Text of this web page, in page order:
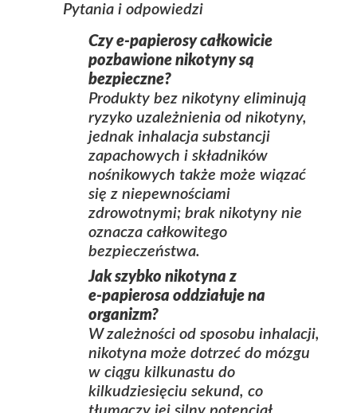
Pytania i odpowiedzi
Czy e‑papierosy całkowicie
pozbawione nikotyny są
bezpieczne?
Produkty bez nikotyny eliminują
ryzyko uzależnienia od nikotyny,
jednak inhalacja substancji
zapachowych i składników
nośnikowych także może wiązać
się z niepewnościami
zdrowotnymi; brak nikotyny nie
oznacza całkowitego
bezpieczeństwa.
Jak szybko nikotyna z
e‑papierosa oddziałuje na
organizm?
W zależności od sposobu inhalacji,
nikotyna może dotrzeć do mózgu
w ciągu kilkunastu do
kilkudziesięciu sekund, co